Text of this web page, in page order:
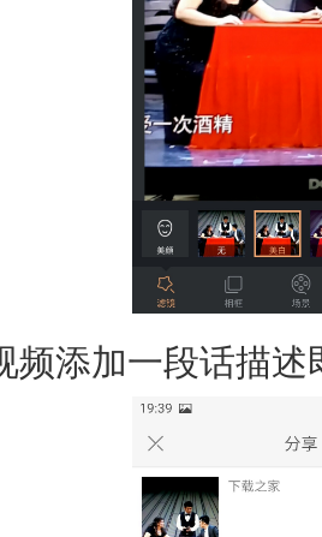
添加一段话描述